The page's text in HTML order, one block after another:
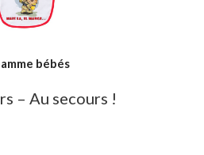
bébés
– Au secours !